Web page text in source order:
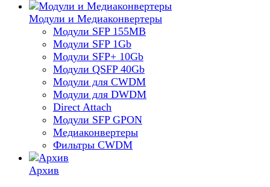
Модули и Медиаконвертеры
Модули SFP 155MB
Модули SFP 1Gb
Модули SFP+ 10Gb
Модули QSFP 40Gb
Модули для CWDM
Модули для DWDM
Direct Attach
Модули SFP GPON
Медиаконвертеры
Фильтры CWDM
Архив